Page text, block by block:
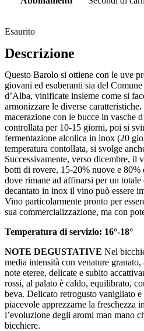
Esaurito
Descrizione
Questo Barolo si ottiene con le uve
giovani ed esuberanti sia del
d’Alba, vinificate insieme come si
armonizzare le diverse caratteristiche.
macerazione con le bucce in vasche
controllata per 10-15 giorni, poi si
fermentazione alcolica in inox (20
temperatura contollata, si svolge
Successivamente, verso dicembre, il
botti di rovere, 15-20% nuove e 80%
dove rimane ad affinarsi per un
decantato in inox il vino può essere
Vino particolarmente pronto per
sua commercializzazione, ma con
Temperatura di servizio: 16°-18°
NOTE DEGUSTATIVE Nel
media intensità con venature
note eteree, delicate e subito
rossi, al palato è caldo, equilibrato,
beva. Delicato retrogusto vanigliato
piacevole apprezzarne la freschezza
l’evoluzione degli aromi man mano
bicchiere.